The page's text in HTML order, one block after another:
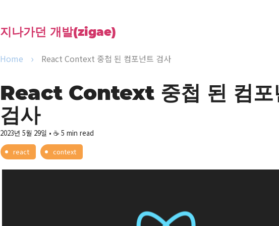
지나가던 개발(zigae)
Home React Context 중첩 된 컴포넌트 검사
React Context 중첩 된 컴포
검사
2023년 5월 29일 • ☕️ 5 min read
react
context